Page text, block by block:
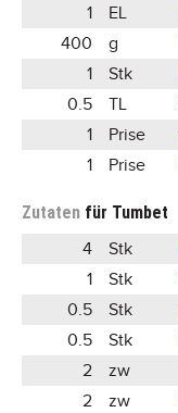
1
EL
400
g
1
Stk
0.5
TL
1
Prise
1
Prise
Zutaten für Tumbet
4 Stk
1
Stk
0.5
Stk
0.5
Stk
2
zw
2
zw